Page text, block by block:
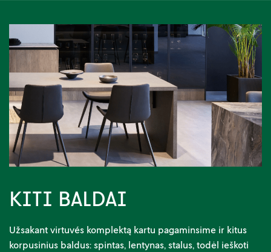
KITI BALDAI
Užsakant virtuvés komplektą kartu pagaminsime ir kitus
korpusinius baldus: spintas, lentynas, stalus, todėl ieškoti